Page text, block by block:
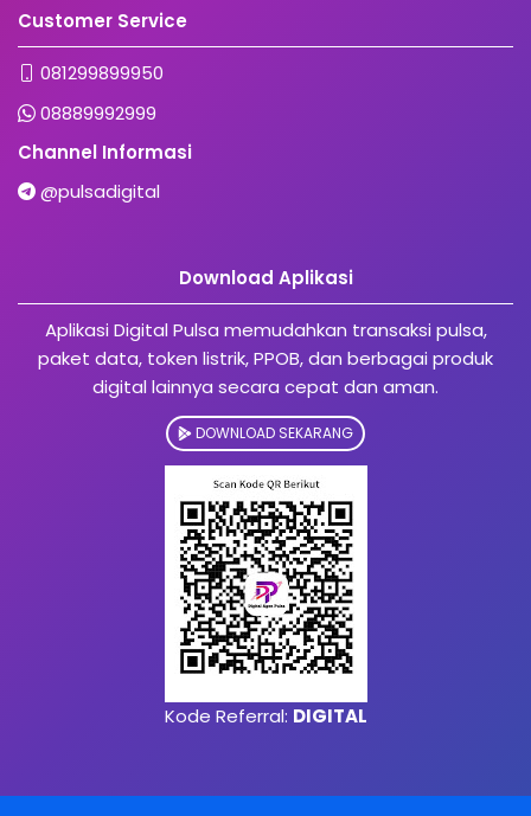
Customer Service
081299899950
08889992999
Channel Informasi
@pulsadigital
Download Aplikasi
Aplikasi Digital Pulsa memudahkan transaksi pulsa,
paket data, token listrik, PPOB, dan berbagai produk
digital lainnya secara cepat dan aman.
DOWNLOAD SEKARANG
Kode Referral: DIGITAL